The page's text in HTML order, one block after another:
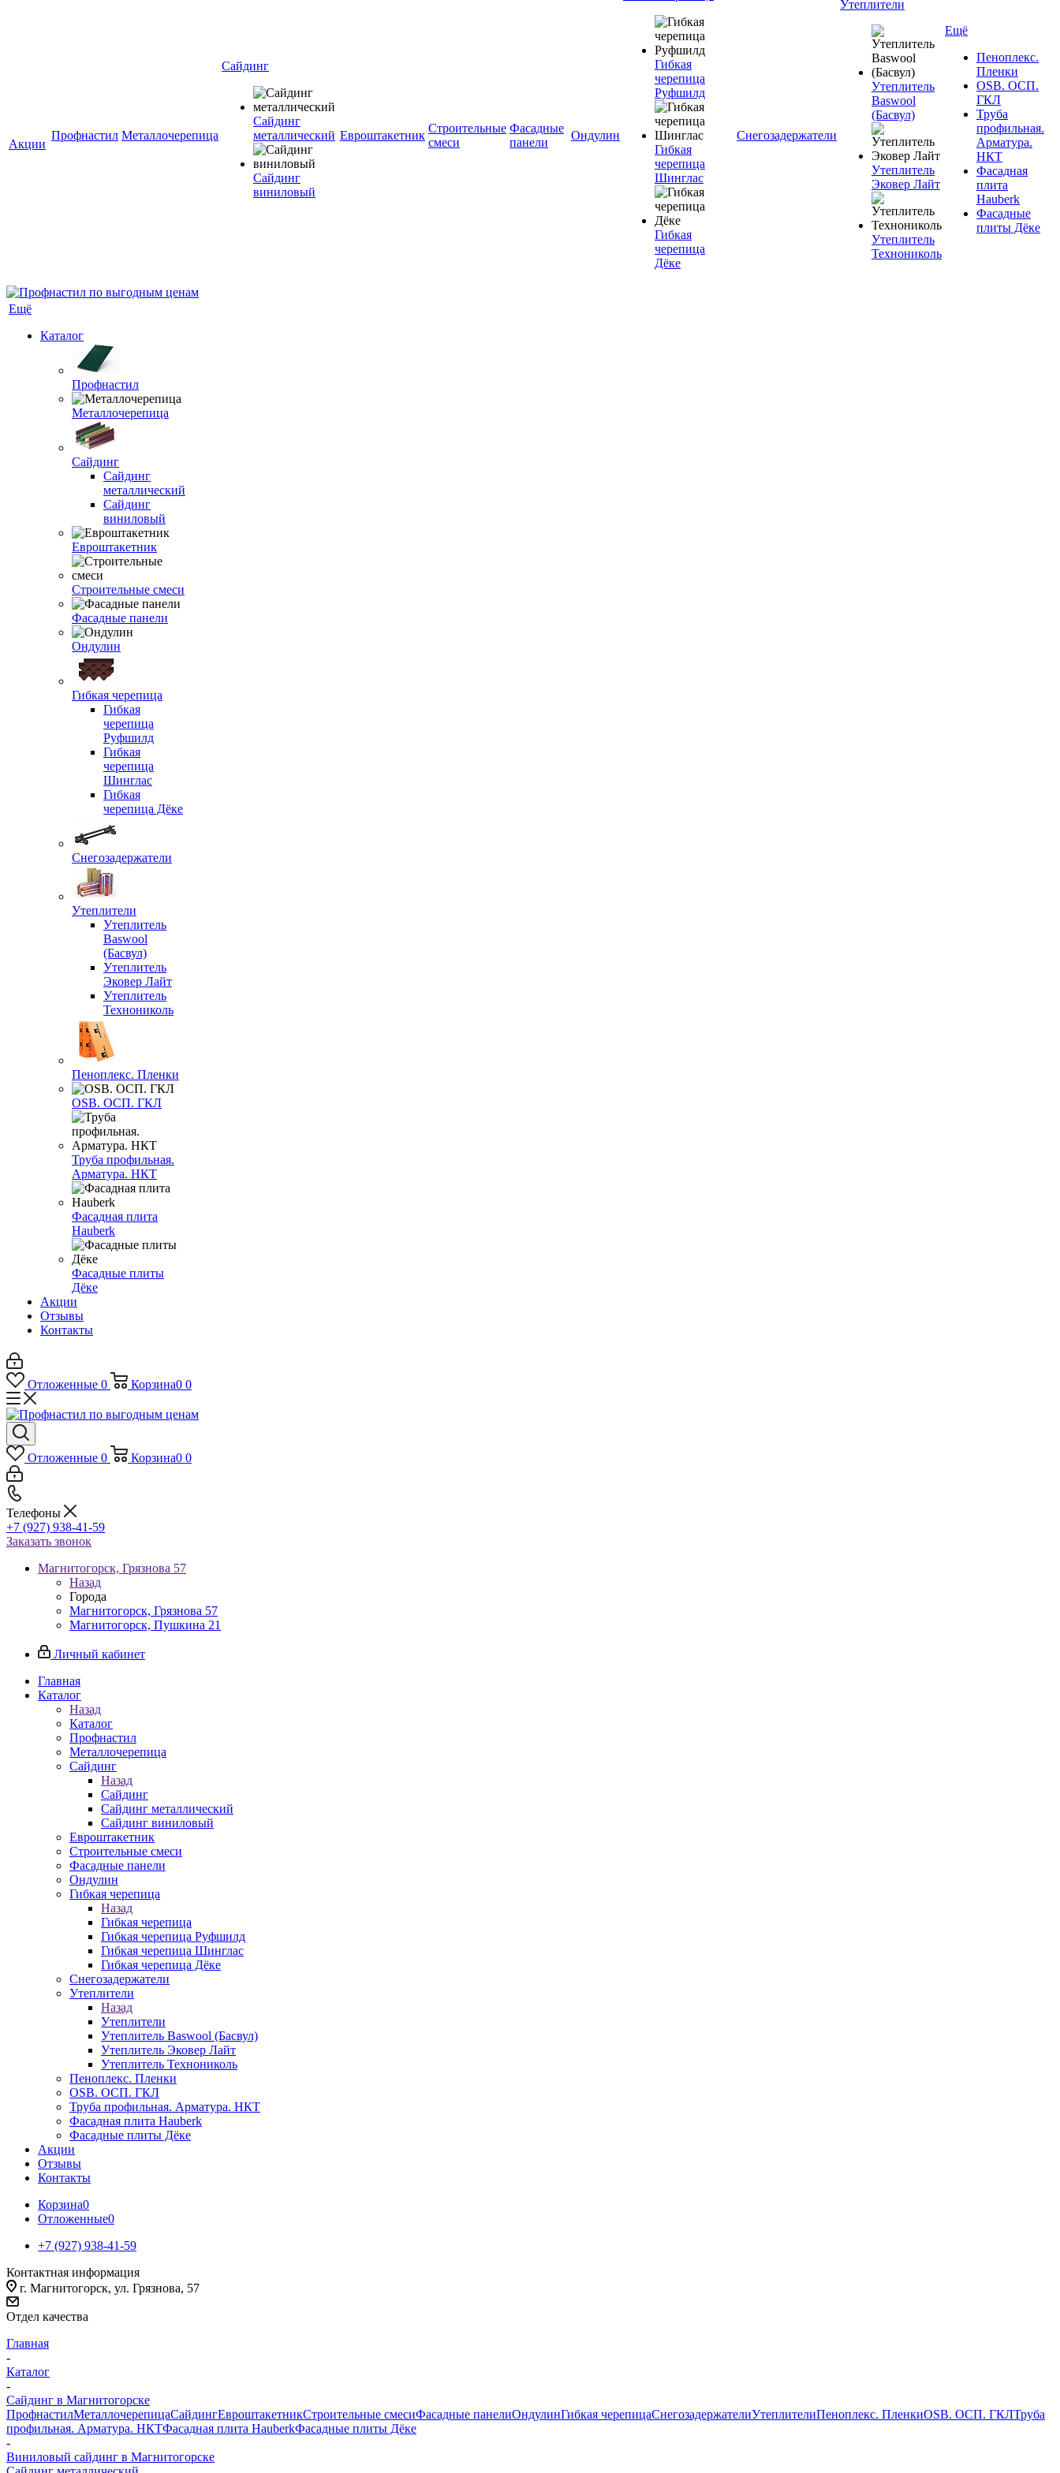
Акции
Профнастил Металлочерепица
Сайдинг
Сайдинг
металлический
Сайдинг
виниловый
Евроштакетник
Строительные
смеси
Фасадные
панели
Ондулин
Гибкая
черепица
Руфшилд
Гибкая
черепица
Шинглас
Гибкая
черепица
Дёке
Снегозадержатели
Утеплители
Утеплитель
Baswool
(Басвул)
Утеплитель
Эковер Лайт
Утеплитель
Технониколь
Ещё
Пеноплекс.
Пленки
OSB. ОСП.
ГКЛ
Труба
профильная.
Арматура.
НКТ
Фасадная
плита
Hauberk
Фасадные
плиты Дёке
Ещё
Каталог
Профнастил
Металлочерепица
Сайдинг
Сайдинг
металлический
Сайдинг
виниловый
Евроштакетник
Строительные смеси
Фасадные панели
Ондулин
Гибкая черепица
Гибкая
черепица
Руфшилд
Гибкая
черепица
Шинглас
Гибкая
черепица Дёке
Снегозадержатели
Утеплители
Утеплитель
Baswool
(Басвул)
Утеплитель
Эковер Лайт
Утеплитель
Технониколь
Пеноплекс. Пленки
OSB. ОСП. ГКЛ
Труба профильная.
Арматура. НКТ
Фасадная плита
Hauberk
Фасадные плиты
Дёке
Акции
Отзывы
Контакты
Отложенные 0 Корзина0 0
Отложенные 0 Корзина0 0
Телефоны
+7 (927) 938-41-59
Заказать звонок
Магнитогорск, Грязнова 57
Назад
Города
Магнитогорск, Грязнова 57
Магнитогорск, Пушкина 21
Личный кабинет
Главная
Каталог
Назад
Каталог
Профнастил
Металлочерепица
Сайдинг
Назад
Сайдинг
Сайдинг металлический
Сайдинг виниловый
Евроштакетник
Строительные смеси
Фасадные панели
Ондулин
Гибкая черепица
Назад
Гибкая черепица
Гибкая черепица Руфшилд
Гибкая черепица Шинглас
Гибкая черепица Дёке
Снегозадержатели
Утеплители
Назад
Утеплители
Утеплитель Baswool (Басвул)
Утеплитель Эковер Лайт
Утеплитель Технониколь
Пеноплекс. Пленки
OSB. ОСП. ГКЛ
Труба профильная. Арматура. НКТ
Фасадная плита Hauberk
Фасадные плиты Дёке
Акции
Отзывы
Контакты
Корзина0
Отложенные0
+7 (927) 938-41-59
Контактная информация
г. Магнитогорск, ул. Грязнова, 57
Отдел качества
Главная
-
Каталог
-
Сайдинг в Магнитогорске
ПрофнастилМеталлочерепицаСайдингЕвроштакетникСтроительные смесиФасадные панелиОндулинГибкая черепицаСнегозадержателиУтеплителиПеноплекс. ПленкиOSB. ОСП. ГКЛТруба
профильная. Арматура. НКТФасадная плита HauberkФасадные плиты Дёке
-
Виниловый сайдинг в Магнитогорске